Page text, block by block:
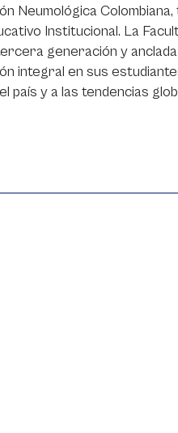
Neumológica
Institucional. La
generación y
integral en sus
país y a las tendencias